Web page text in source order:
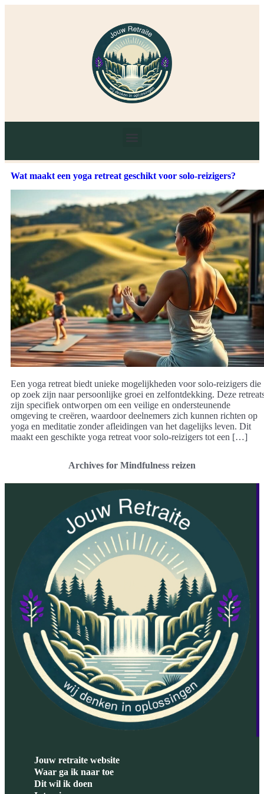
Wat maakt een yoga retreat geschikt voor solo-reizigers?
Een yoga retreat biedt unieke mogelijkheden voor solo-reizigers die
op zoek zijn naar persoonlijke groei en zelfontdekking. Deze
zijn specifiek ontworpen om een veilige en ondersteunende
omgeving te creëren, waardoor deelnemers zich kunnen richten op
yoga en meditatie zonder afleidingen van het dagelijks leven. Dit
maakt een geschikte yoga retreat voor solo-reizigers tot een […]
Archives for Mindfulness reizen
Jouw retraite website
Waar ga ik naar toe
Dit wil ik doen